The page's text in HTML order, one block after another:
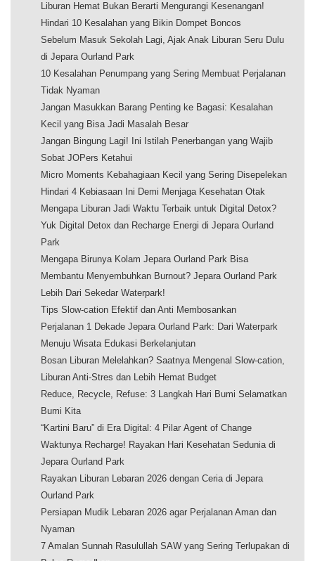
Liburan Hemat Bukan Berarti Mengurangi Kesenangan!
Hindari 10 Kesalahan yang Bikin Dompet Boncos
Sebelum Masuk Sekolah Lagi, Ajak Anak Liburan Seru Dulu
di Jepara Ourland Park
10 Kesalahan Penumpang yang Sering Membuat Perjalanan
Tidak Nyaman
Jangan Masukkan Barang Penting ke Bagasi: Kesalahan
Kecil yang Bisa Jadi Masalah Besar
Jangan Bingung Lagi! Ini Istilah Penerbangan yang Wajib
Sobat JOPers Ketahui
Micro Moments Kebahagiaan Kecil yang Sering Disepelekan
Hindari 4 Kebiasaan Ini Demi Menjaga Kesehatan Otak
Mengapa Liburan Jadi Waktu Terbaik untuk Digital Detox?
Yuk Digital Detox dan Recharge Energi di Jepara Ourland
Park
Mengapa Birunya Kolam Jepara Ourland Park Bisa
Membantu Menyembuhkan Burnout? Jepara Ourland Park
Lebih Dari Sekedar Waterpark!
Tips Slow-cation Efektif dan Anti Membosankan
Perjalanan 1 Dekade Jepara Ourland Park: Dari Waterpark
Menuju Wisata Edukasi Berkelanjutan
Bosan Liburan Melelahkan? Saatnya Mengenal Slow-cation,
Liburan Anti-Stres dan Lebih Hemat Budget
Reduce, Recycle, Refuse: 3 Langkah Hari Bumi Selamatkan
Bumi Kita
“Kartini Baru” di Era Digital: 4 Pilar Agent of Change
Waktunya Recharge! Rayakan Hari Kesehatan Sedunia di
Jepara Ourland Park
Rayakan Liburan Lebaran 2026 dengan Ceria di Jepara
Ourland Park
Persiapan Mudik Lebaran 2026 agar Perjalanan Aman dan
Nyaman
7 Amalan Sunnah Rasulullah SAW yang Sering Terlupakan di